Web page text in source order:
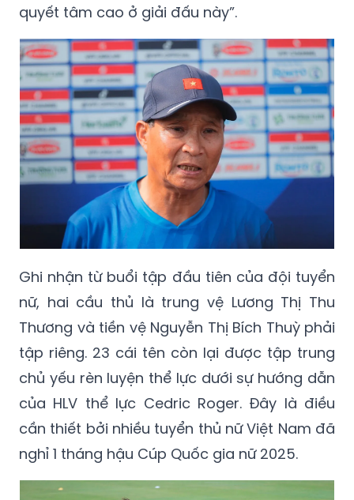
quyết tâm cao ở giải đấu này”.
Ghi nhận từ buổi tập đầu tiên của đội tuyển
nữ, hai cầu thủ là trung vệ Lương Thị Thu
Thương và tiền vệ Nguyễn Thị Bích Thuỳ phải
tập riêng. 23 cái tên còn lại được tập trung
chủ yếu rèn luyện thể lực dưới sự hướng dẫn
của HLV thể lực Cedric Roger. Đây là điều
cần thiết bởi nhiều tuyển thủ nữ Việt Nam đã
nghỉ 1 tháng hậu Cúp Quốc gia nữ 2025.